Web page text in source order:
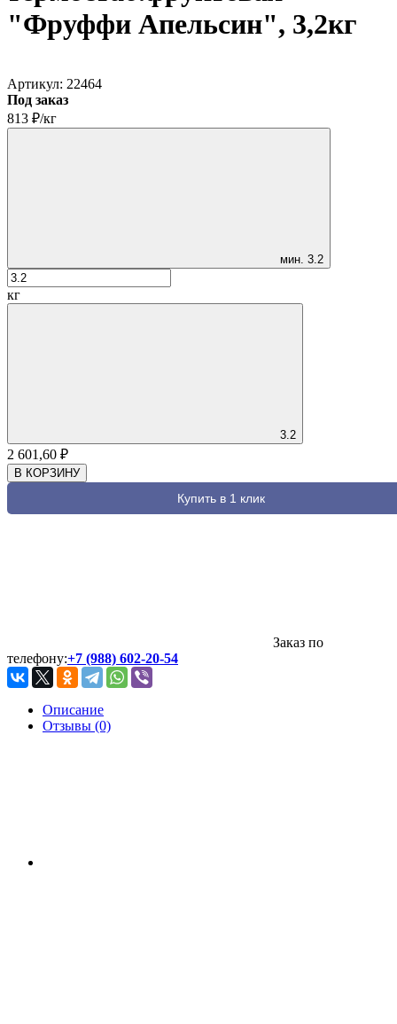
"Фруффи Апельсин", 3,2кг
Артикул: 22464
Под заказ
813 ₽/кг
мин. 3.2
кг
3.2
2 601,60 ₽
В КОРЗИНУ
Купить в 1 клик
Заказ по
телефону:+7 (988) 602-20-54
Описание
Отзывы (0)